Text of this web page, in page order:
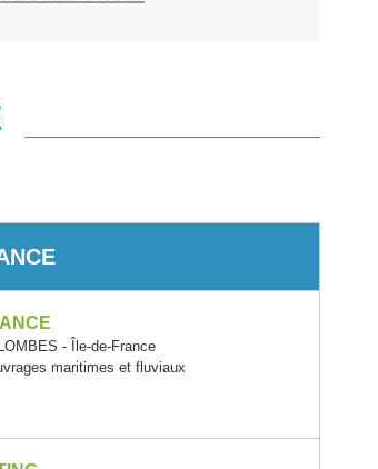
- Île-de-France
maritimes et fluviaux